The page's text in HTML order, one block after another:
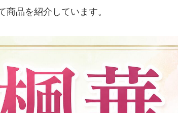
品を紹介しています。